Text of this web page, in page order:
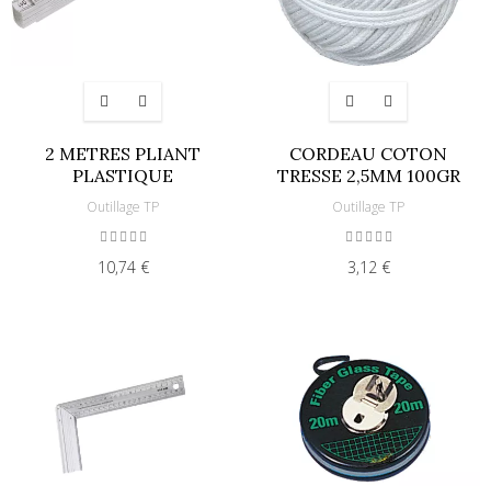
2 METRES PLIANT
PLASTIQUE
Outillage TP
10,74 €
CORDEAU COTON
TRESSE 2,5MM 100GR
Outillage TP
3,12 €